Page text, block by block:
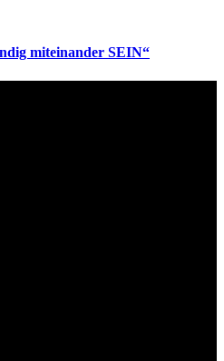
miteinander SEIN“